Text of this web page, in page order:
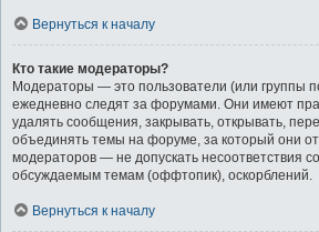
Вернуться к началу
Кто такие модераторы?
Модераторы — это пользователи (или группы
ежедневно следят за форумами. Они имеют
удалять сообщения, закрывать, открывать,
объединять темы на форуме, за который они
модераторов — не допускать несоответствия
обсуждаемым темам (оффтопик), оскорблений.
Вернуться к началу